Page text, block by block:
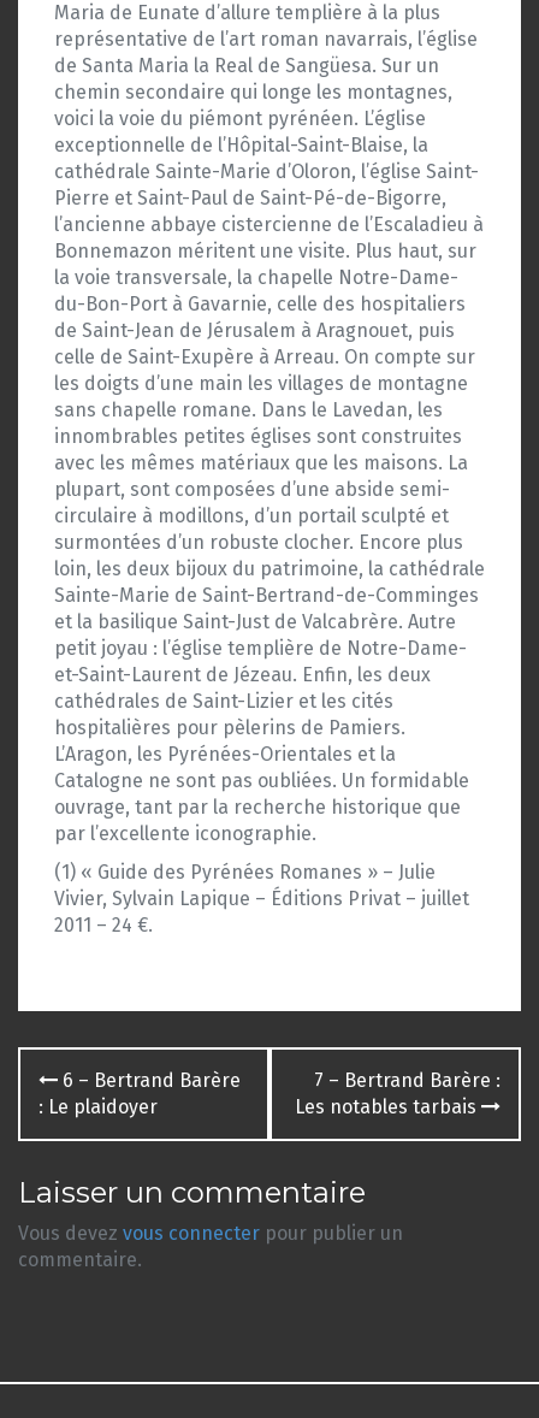
Maria de Eunate d’allure templière à la plus
représentative de l’art roman navarrais, l’église
de Santa Maria la Real de Sangüesa. Sur un
chemin secondaire qui longe les montagnes,
voici la voie du piémont pyrénéen. L’église
exceptionnelle de l’Hôpital-Saint-Blaise, la
cathédrale Sainte-Marie d’Oloron, l’église Saint-
Pierre et Saint-Paul de Saint-Pé-de-Bigorre,
l’ancienne abbaye cistercienne de l’Escaladieu à
Bonnemazon méritent une visite. Plus haut, sur
la voie transversale, la chapelle Notre-Dame-
du-Bon-Port à Gavarnie, celle des hospitaliers
de Saint-Jean de Jérusalem à Aragnouet, puis
celle de Saint-Exupère à Arreau. On compte sur
les doigts d’une main les villages de montagne
sans chapelle romane. Dans le Lavedan, les
innombrables petites églises sont construites
avec les mêmes matériaux que les maisons. La
plupart, sont composées d’une abside semi-
circulaire à modillons, d’un portail sculpté et
surmontées d’un robuste clocher. Encore plus
loin, les deux bijoux du patrimoine, la cathédrale
Sainte-Marie de Saint-Bertrand-de-Comminges
et la basilique Saint-Just de Valcabrère. Autre
petit joyau : l’église templière de Notre-Dame-
et-Saint-Laurent de Jézeau. Enfin, les deux
cathédrales de Saint-Lizier et les cités
hospitalières pour pèlerins de Pamiers.
L’Aragon, les Pyrénées-Orientales et la
Catalogne ne sont pas oubliées. Un formidable
ouvrage, tant par la recherche historique que
par l’excellente iconographie.
(1) « Guide des Pyrénées Romanes » – Julie
Vivier, Sylvain Lapique – Éditions Privat – juillet
2011 – 24 €.
Navigation
des
articles
6 – Bertrand Barère
: Le plaidoyer
7 – Bertrand Barère :
Les notables tarbais
Laisser un commentaire
Vous devez vous connecter pour publier un
commentaire.